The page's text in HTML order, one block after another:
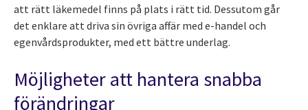
att rätt läkemedel finns på plats i rätt tid. Dessutom går
det enklare att driva sin övriga affär med e-handel och
egenvårdsprodukter, med ett bättre underlag.
Möjligheter att hantera snabba
förändringar